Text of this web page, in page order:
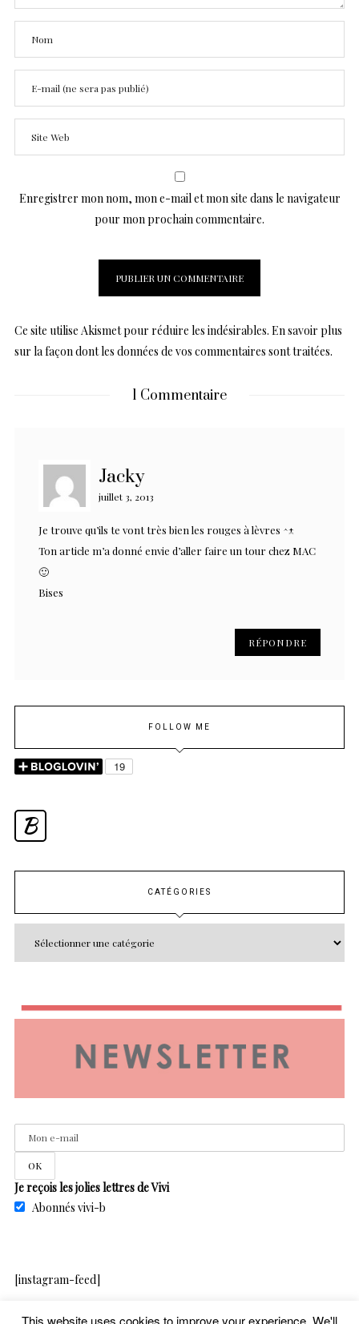
Enregistrer mon nom, mon e-mail et mon site dans le navigateur
pour mon prochain commentaire.
Ce site utilise Akismet pour réduire les indésirables. En savoir plus
sur la façon dont les données de vos commentaires sont traitées.
1 Commentaire
Jacky
juillet 3, 2013
Je trouve qu’ils te vont très bien les rouges à lèvres ^-^
Ton article m’a donné envie d’aller faire un tour chez MAC
🙂
Bises
RÉPONDRE
FOLLOW ME
B
CATÉGORIES
Je reçois les jolies lettres de Vivi
Abonnés vivi-b
[instagram-feed]